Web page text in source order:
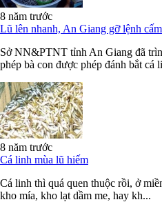
8 năm trước
Lũ lên nhanh, An Giang gỡ lệnh
Sở NN&PTNT tỉnh An Giang đã
phép bà con được phép đánh bắt cá
8 năm trước
Cá linh mùa lũ hiếm
Cá linh thì quá quen thuộc rồi, ở
kho mía, kho lạt dầm me, hay kh...